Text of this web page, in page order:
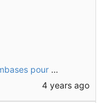
Fin de l'embase CHO29, ajout des 3 embases pour les sièges dans l'assemblage
4 years ago